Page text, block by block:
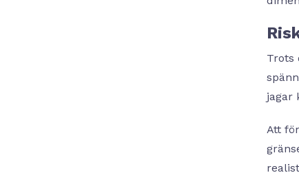
Trots
jagar
Att